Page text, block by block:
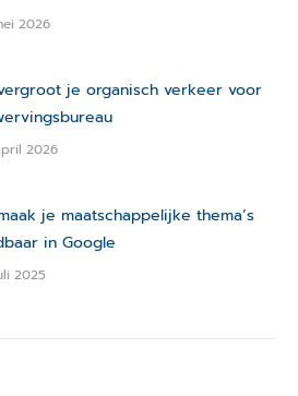
2026
je organisch verkeer voor
2026
je maatschappelijke thema’s
in Google
2025